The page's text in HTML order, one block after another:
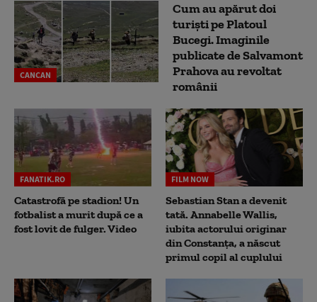
CANCAN
Cum au apărut doi
turiști pe Platoul
Bucegi. Imaginile
publicate de Salvamont
Prahova au revoltat
românii
FANATIK.RO
Catastrofă pe stadion! Un
fotbalist a murit după ce a
fost lovit de fulger. Video
FILM NOW
Sebastian Stan a devenit
tată. Annabelle Wallis,
iubita actorului originar
din Constanța, a născut
primul copil al cuplului